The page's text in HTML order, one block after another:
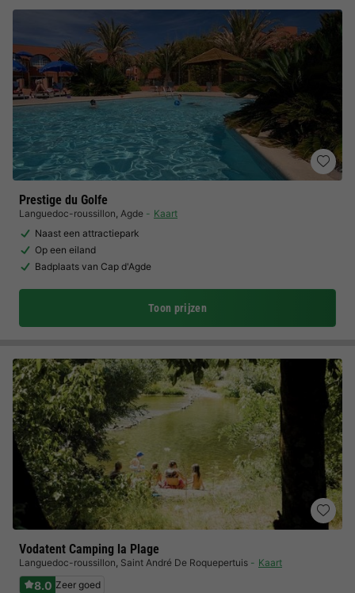
Prestige du Golfe
Languedoc-roussillon, Agde
Kaart
Naast een attractiepark
Op een eiland
Badplaats van Cap d'Agde
Toon prijzen
Vodatent Camping la Plage
Languedoc-roussillon, Saint André De Roquepertuis Kaart
8.0 Zeer goed